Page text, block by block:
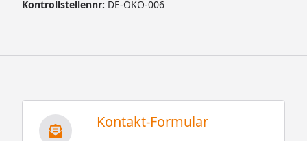
Kontrollstellennr: DE-ÖKO-006
Kontakt-Formular